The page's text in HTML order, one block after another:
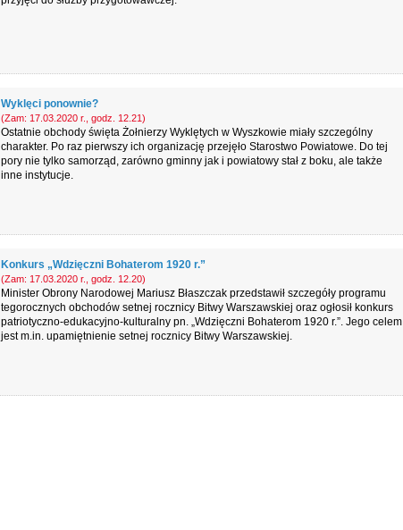
Wyklęci ponownie?
(Zam: 17.03.2020 r., godz. 12.21)
Ostatnie obchody święta Żołnierzy Wyklętych w Wyszkowie miały szczególny
charakter. Po raz pierwszy ich organizację przejęło Starostwo Powiatowe. Do tej
pory nie tylko samorząd, zarówno gminny jak i powiatowy stał z boku, ale także
inne instytucje.
Konkurs „Wdzięczni Bohaterom 1920 r.”
(Zam: 17.03.2020 r., godz. 12.20)
Minister Obrony Narodowej Mariusz Błaszczak przedstawił szczegóły programu
tegorocznych obchodów setnej rocznicy Bitwy Warszawskiej oraz ogłosił konkurs
patriotyczno-edukacyjno-kulturalny pn. „Wdzięczni Bohaterom 1920 r.”. Jego celem
jest m.in. upamiętnienie setnej rocznicy Bitwy Warszawskiej.